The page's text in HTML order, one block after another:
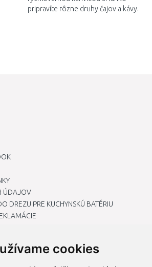
cookies
pripravíte rôzne druhy čajov a kávy.
ÚDAJOV
DREZU PRE KUCHYNSKÚ BATÉRIU
COOKIES